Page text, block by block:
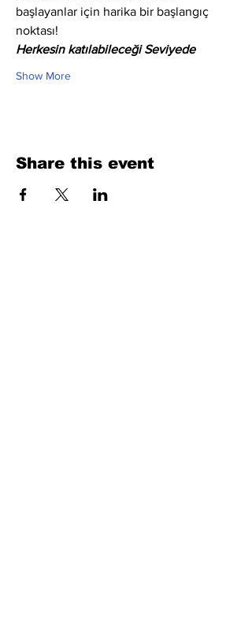
başlayanlar için harika bir başlangıç
noktası!
Herkesin katılabileceği Seviyede
Show More
Share this event